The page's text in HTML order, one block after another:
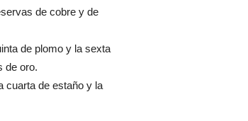
de cobre y de
de plomo y la sexta
de oro.
cuarta de estaño y la